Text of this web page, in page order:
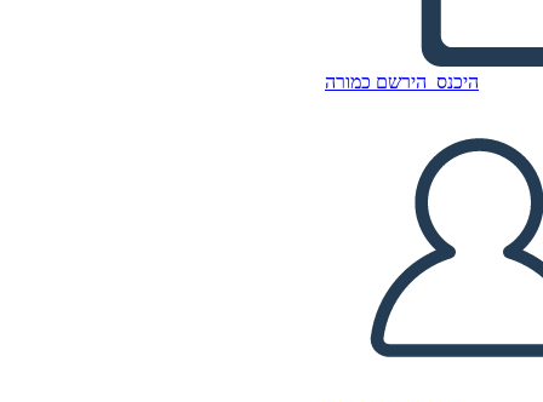
היכנס הירשם כמורה
Segnalibri per l'impostazione